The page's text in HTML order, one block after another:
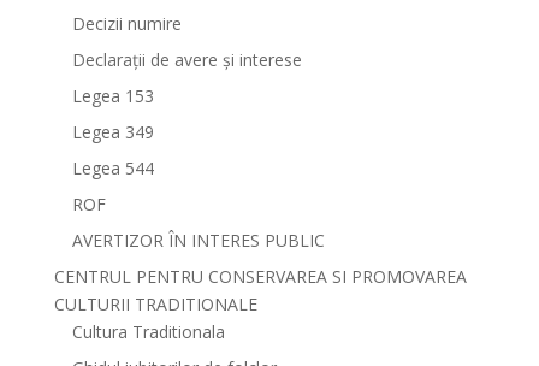
Decizii numire
Declarații de avere și interese
Legea 153
Legea 349
Legea 544
ROF
AVERTIZOR ÎN INTERES PUBLIC
CENTRUL PENTRU CONSERVAREA SI PROMOVAREA
CULTURII TRADITIONALE
Cultura Traditionala